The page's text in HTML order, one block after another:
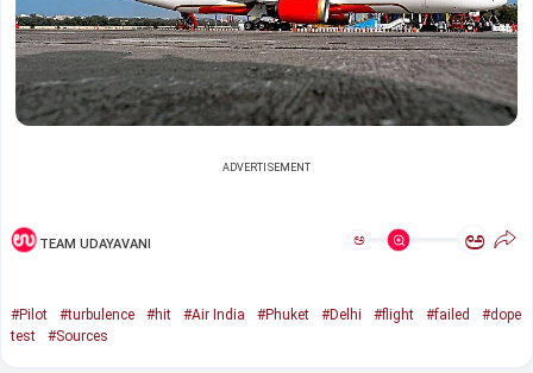
ADVERTISEMENT
TEAM UDAYAVANI ಅ ಅ
#Pilot #turbulence #hit #Air India #Phuket #Delhi #flight #failed
#dope
test
#Sources